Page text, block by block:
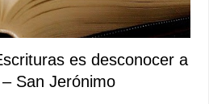
es desconocer a
San Jerónimo